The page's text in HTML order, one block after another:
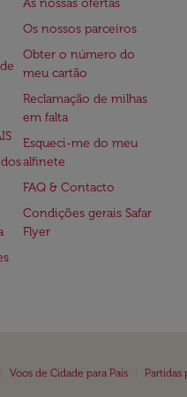
As nossas ofertas
Os nossos parceiros
Obter o número do
meu cartão
Reclamação de milhas
em falta
Esqueci-me do meu
alfinete
FAQ & Contacto
Condições gerais Safar
Flyer
Voos de Cidade para País Partidas